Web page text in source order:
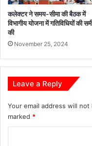
ख
टो
ला
,
क
घ
री
ण
पु
र
कलेक्टर ने समय-सीमा की बैठक में
विभागीय योजना में गतिविधियों की
की
November 25, 2024
Leave a Reply
Your email address will not
marked *